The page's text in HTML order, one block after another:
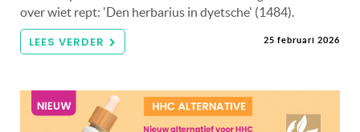
over wiet rept: 'Den herbarius in dyetsche' (1484).
LEES VERDER 25 februari 2026